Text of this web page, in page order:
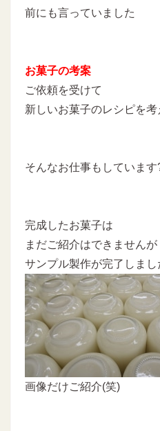
前にも言っていました
お菓子の考案
ご依頼を受けて
新しいお菓子のレシピを考
そんなお仕事もしています
完成したお菓子は
まだご紹介はできませんが
サンプル製作が完了しまし
画像だけご紹介(笑)